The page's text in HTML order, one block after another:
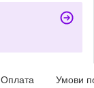
Оплата Умови